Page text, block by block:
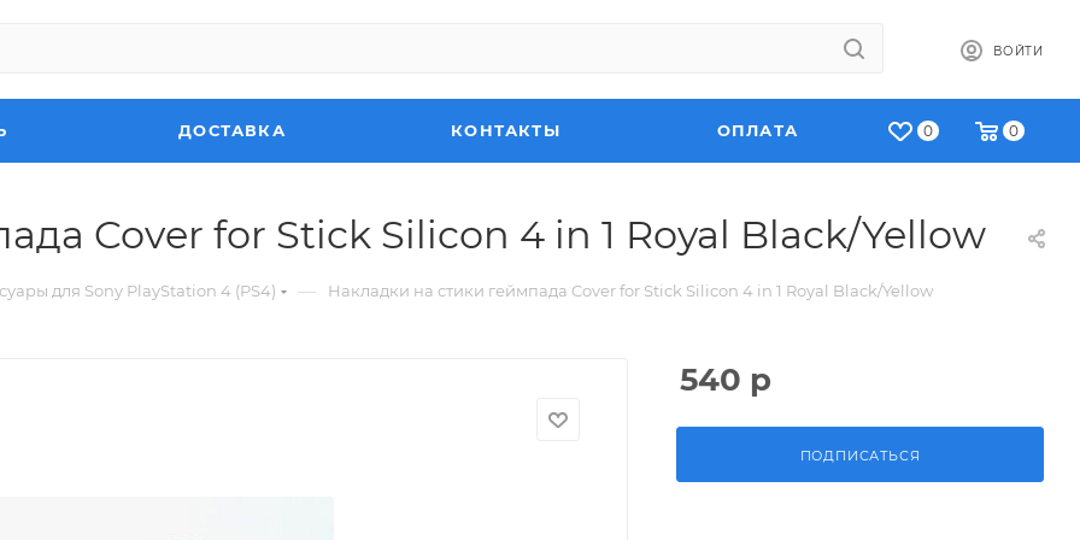
ВОЙТИ
0 0
ДОСТАВКА КОНТАКТЫ ОПЛАТА
Cover for Stick Silicon 4 in 1 Royal Black/Yellow
для Sony PlayStation 4 (PS4) — Накладки на стики геймпада Cover for Stick Silicon 4 in 1 Royal Black/Yellow
540 р
ПОДПИСАТЬСЯ